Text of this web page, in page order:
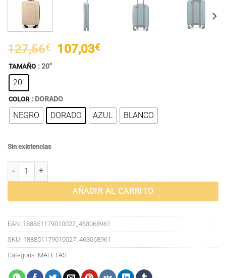
127,56€
El
127,56€.
107,03€El
TAMAÑO : 20"
20"
COLOR : DORADO
NEGRO DORADO AZUL BLANCO
Sin existencias
Maleta Plegable 20 Pulgadas Código Cerradura PC Maleta
AÑADIR AL CARRITO
EAN: 188851179010027_463068961
SKU: 188851179010027_463068961
Categoría: MALETAS